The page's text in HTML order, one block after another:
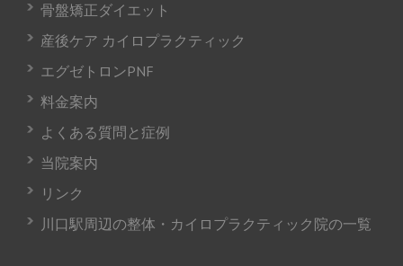
骨盤矯正ダイエット
産後ケア カイロプラクティック
エグゼトロンPNF
料金案内
よくある質問と症例
当院案内
リンク
川口駅周辺の整体・カイロプラクティック院の一覧